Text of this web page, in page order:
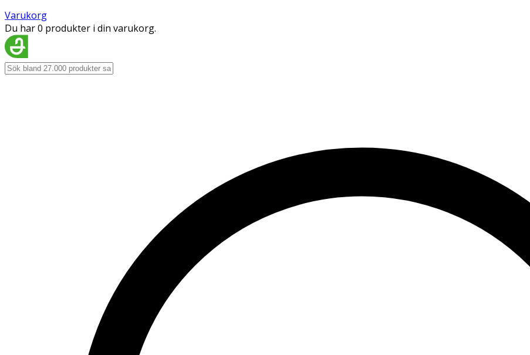
Varukorg
Du har 0 produkter i din varukorg.